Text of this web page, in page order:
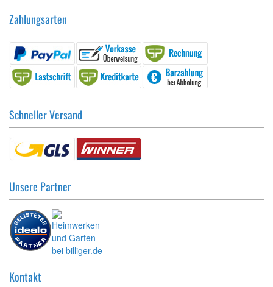
Zahlungsarten
Schneller Versand
Unsere Partner
Kontakt